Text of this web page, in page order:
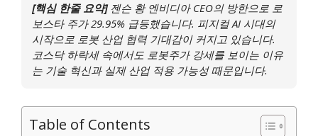
[핵심 한줄 요약]젠슨 황 엔비디아 CEO의 방한으로 로
보스타 주가 29.95% 급등했습니다. 피지컬 AI 시대의
시작으로 로봇 산업 협력 기대감이 커지고 있습니다.
코스닥 하락세 속에서도 로봇주가 강세를 보이는 이유
는 기술 혁신과 실제 산업 적용 가능성 때문입니다.
Table of Contents